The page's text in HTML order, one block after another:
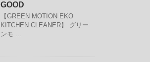
GOOD
【GREEN MOTION EKO
KITCHEN CLEANER】 グリー
ンモ …